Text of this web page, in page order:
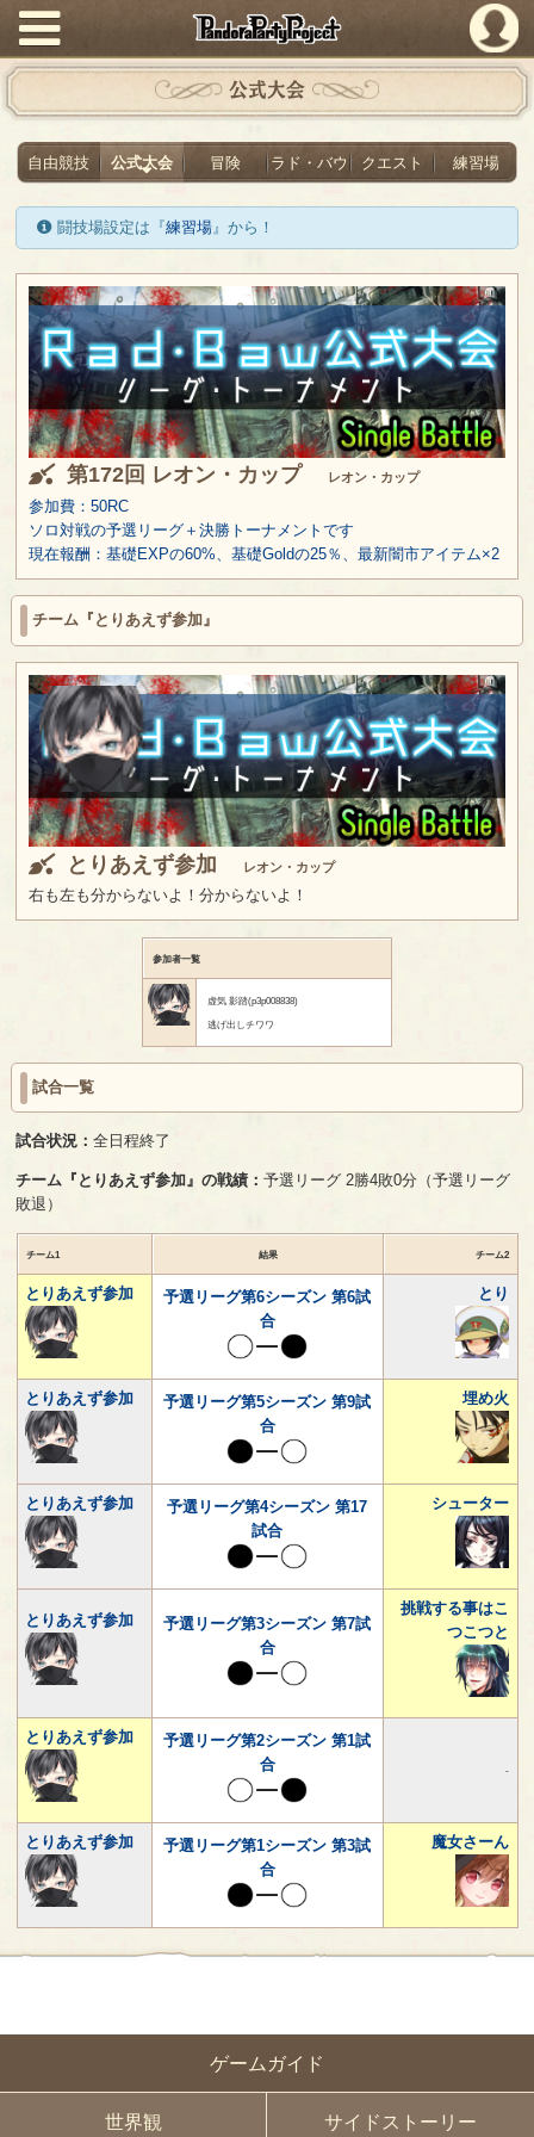
PandoraPartyProject
ゲームガイド
世界観 サイドストーリー
公式大会
自由競技 公式大会 冒険 ラド・バウ クエスト 練習場
闘技場設定は『練習場』から！
第172回 レオン・カップ レオン・カップ
参加費：50RC
ソロ対戦の予選リーグ＋決勝トーナメントです
現在報酬：基礎EXPの60%、基礎Goldの25％、最新闇市アイテム×2
チーム『とりあえず参加』
とりあえず参加 レオン・カップ
右も左も分からないよ！分からないよ！
参加者一覧
虚気 影踏(p3p008838)
逃げ出しチワワ
試合一覧
試合状況：全日程終了
チーム『とりあえず参加』の戦績：予選リーグ 2勝4敗0分（予選リーグ
敗退）
チーム1 結果 チーム2
とりあえず参加
予選リーグ第6シーズン 第6試
合
とり
とりあえず参加
予選リーグ第5シーズン 第9試
合
埋め火
とりあえず参加
予選リーグ第4シーズン 第17
試合
シューター
とりあえず参加
予選リーグ第3シーズン 第7試
合
挑戦する事はこ
つこつと
とりあえず参加
予選リーグ第2シーズン 第1試
合
-
とりあえず参加
予選リーグ第1シーズン 第3試
合
魔女さーん